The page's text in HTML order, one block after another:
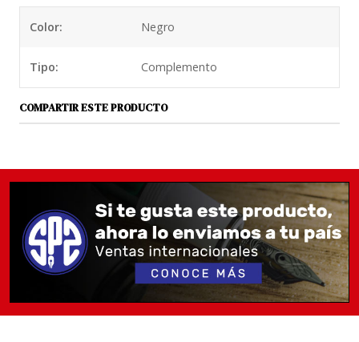
Color: Negro
Tipo: Complemento
COMPARTIR ESTE PRODUCTO